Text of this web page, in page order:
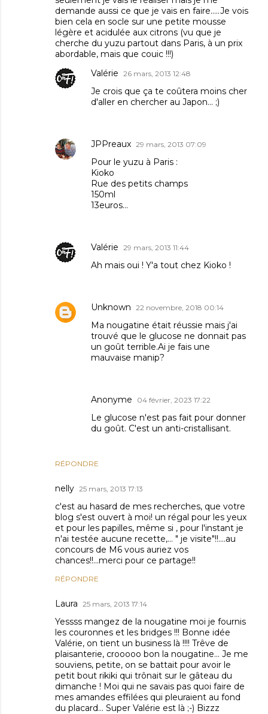
demande aussi ce que je vais en faire.....Je vois
bien cela en socle sur une petite mousse
légère et acidulée aux citrons (vu que je
cherche du yuzu partout dans Paris, à un prix
abordable, mais que couic !!!)
RÉPONDRE
Valérie 26 mars, 2013 12:48
Je crois que ça te coûtera moins cher
d'aller en chercher au Japon... ;)
JPPreaux 29 mars, 2013 07:09
Pour le yuzu à Paris :
Kioko
Rue des petits champs
150ml
13euros...
Valérie 29 mars, 2013 11:44
Ah mais oui ! Y'a tout chez Kioko !
Unknown 22 novembre, 2018 00:14
Ma nougatine était réussie mais j'ai
trouvé que le glucose ne donnait pas
un goût terrible.Ai je fais une
mauvaise manip?
Anonyme 04 février, 2023 17:22
Le glucose n'est pas fait pour donner
du goût. C'est un anti-cristallisant.
nelly 25 mars, 2013 17:13
c'est au hasard de mes recherches, que votre
blog s'est ouvert à moi! un régal pour les yeux
et pour les papilles, même si , pour l'instant je
n'ai testée aucune recette,... " je visite"!!....au
concours de M6 vous auriez vos
chances!!...merci pour ce partage!!
RÉPONDRE
Laura 25 mars, 2013 17:14
Yessss mangez de la nougatine moi je fournis
les couronnes et les bridges !!! Bonne idée
Valérie, on tient un business là !!!! Trêve de
plaisanterie, crooooo bon la nougatine... Je me
souviens, petite, on se battait pour avoir le
petit bout rikiki qui trônait sur le gâteau du
dimanche ! Moi qui ne savais pas quoi faire de
mes amandes effilées qui pleuraient au fond
du placard... Super Valérie est là ;-) Bizzz